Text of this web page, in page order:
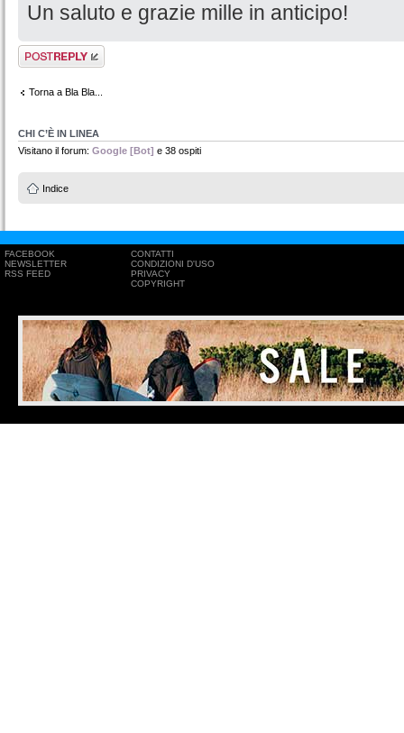
Un saluto e grazie mille in anticipo!
Rispondi al
messaggio
Torna a Bla Bla...
CHI C’È IN LINEA
Visitano il forum: Google [Bot] e 38 ospiti
Indice
FACEBOOK
NEWSLETTER
RSS FEED
CONTATTI
CONDIZIONI D'USO
PRIVACY
COPYRIGHT